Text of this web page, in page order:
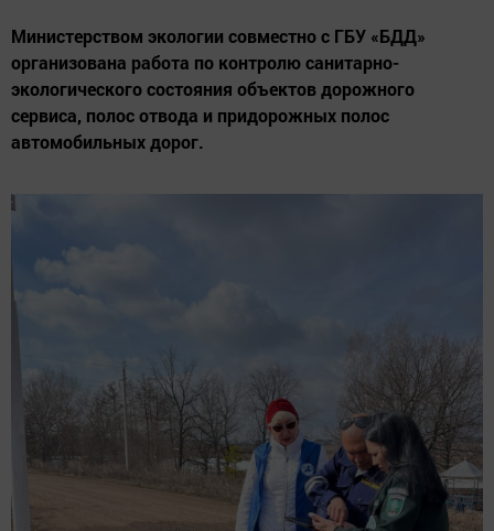
Министерством экологии совместно с ГБУ «БДД»
организована работа по контролю санитарно-
экологического состояния объектов дорожного
сервиса, полос отвода и придорожных полос
автомобильных дорог.